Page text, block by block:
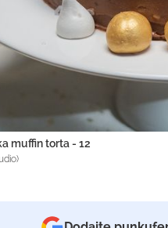
muffin torta - 12